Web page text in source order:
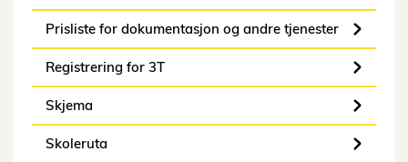
Prisliste for dokumentasjon og andre tjenester
Registrering for 3T
Skjema
Skoleruta